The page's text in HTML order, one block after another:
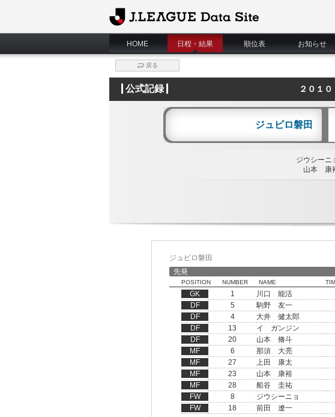
J.League Data Site
HOME 日程・結果 順位表 お知らせ
戻る
公式記録 ２０１
ジュビロ磐田
ジウシーニ
山本 康
ジュビロ磐田
先発
POSITION NUMBER NAME
GK 1
川口 能活
DF
5
駒野 友一
DF
4
大井 健太郎
DF
13
イ ガンジン
DF
20
山本 脩斗
MF
6
那須 大亮
MF
27
上田 康太
MF
23
山本 康裕
MF
28
船谷 圭祐
FW
8
ジウシーニョ
FW
18 前田 遼一